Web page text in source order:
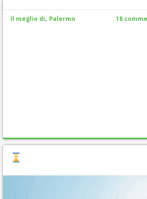
Il meglio di, Palermo 18